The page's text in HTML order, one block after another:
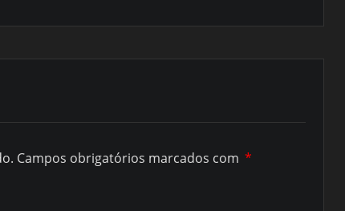
Campos obrigatórios marcados com *